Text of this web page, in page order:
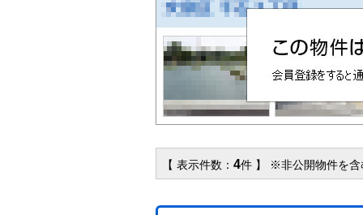
【 表示件数： 4件 】 ※非公開物件を